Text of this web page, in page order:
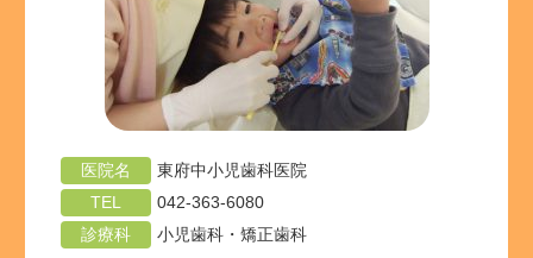
医院名
東府中小児歯科医院
TEL
042-363-6080
診療科
小児歯科・矯正歯科